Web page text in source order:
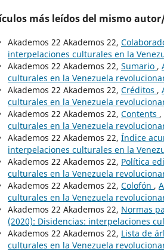
más leídos del mismo
Akademos 22 Akademos 22,
interpelaciones culturales en la
Akademos 22 Akademos 22, Sumario ,
culturales en la Venezuela
Akademos 22 Akademos 22, Créditos ,
culturales en la Venezuela
Akademos 22 Akademos 22, Contents ,
culturales en la Venezuela
Akademos 22 Akademos 22, Índice
interpelaciones culturales en la
Akademos 22 Akademos 22, Política
culturales en la Venezuela
Akademos 22 Akademos 22, Colofón ,
culturales en la Venezuela
Akademos 22 Akademos 22, Normas
(2020): Disidencias: interpelaciones
Akademos 22 Akademos 22, Lista de
culturales en la Venezuela